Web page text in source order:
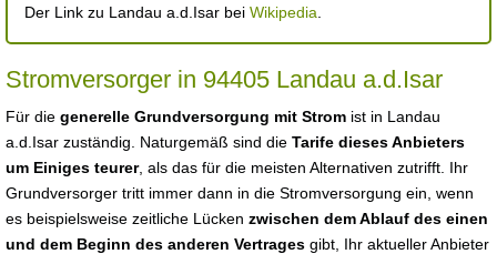
Der Link zu Landau a.d.Isar bei Wikipedia
Stromversorger in 94405 Landau a.d.Isar
Für die generelle Grundversorgung mit Strom ist in Landau
a.d.Isar zuständig. Naturgemäß sind die Tarife dieses Anbieters
um Einiges teurer, als das für die meisten Alternativen zutrifft. Ihr
Grundversorger tritt immer dann in die Stromversorgung ein, wenn
es beispielsweise zeitliche Lücken zwischen dem Ablauf des einen
und dem Beginn des anderen Vertrages gibt, Ihr aktueller Anbieter